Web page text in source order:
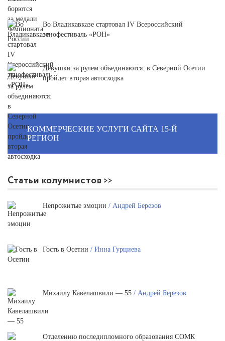
Во Владикавказе стартовал IV Всероссийский
этнофестиваль «РОН»
Девушки за рулем объединяются: в Северной Осетии
пройдет вторая автосходка
КОММЕРЧЕСКИЕ УСЛУГИ САЙТА 15-Й
РЕГИОН
Статьи колумнистов
Непрожитые эмоции / Андрей Березов
Гость в Осетии / Инна Гурциева
Михаилу Кавелашвили — 55 / Андрей Березов
Отделению последипломного образования СОМК